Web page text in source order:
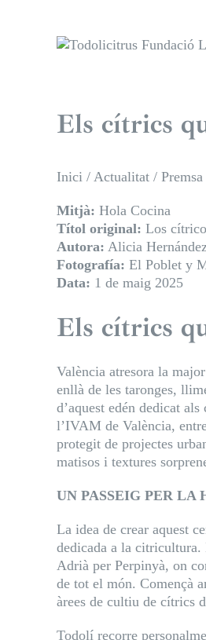
Els cítrics
Inici / Actualitat / Premsa
Mitjà: Hola Cocina
Títol original: Los
Autora: Alicia
Fotografía: El Poblet y
Data: 1 de maig 2025
Els cítrics
València atresora la
enllà de les taronges,
d’aquest edén dedicat
l’IVAM de València,
protegit de projectes
matisos i textures
UN PASSEIG PER LA
La idea de crear aquest
dedicada a la citricultura.
Adrià per Perpinyà, on
de tot el món. Començà
àrees de cultiu de cítrics
Todolí recorre